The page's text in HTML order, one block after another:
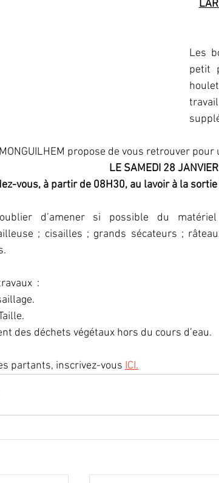
Les
petit
propose de vous retrouver
LE SAMEDI 28
vous, à partir de 08H30, au lavoir à la
d’amener si possible du
; cisailles ; grands sécateurs ;
:
des déchets végétaux hors du cours d’eau.
partants, inscrivez-vous ICI.